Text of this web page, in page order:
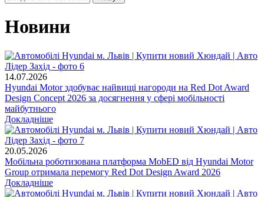
Новини
14.07.2026
Hyundai Motor здобуває найвищі нагороди на Red Dot Award
Design Concept 2026 за досягнення у сфері мобільності
майбутнього
Докладніше
20.05.2026
Мобільна роботизована платформа MobED від Hyundai Motor
Group отримала перемогу Red Dot Design Award 2026
Докладніше